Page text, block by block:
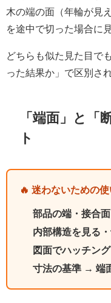
木の端の面（年輪が見
を途中で切った場合に
どちらも似た見た目で
った結果か」で区別さ
「端面」と「
ト
🔥 迷わないための
部品の端・接合
内部構造を見る
図面でハッチン
寸法の基準 → 端